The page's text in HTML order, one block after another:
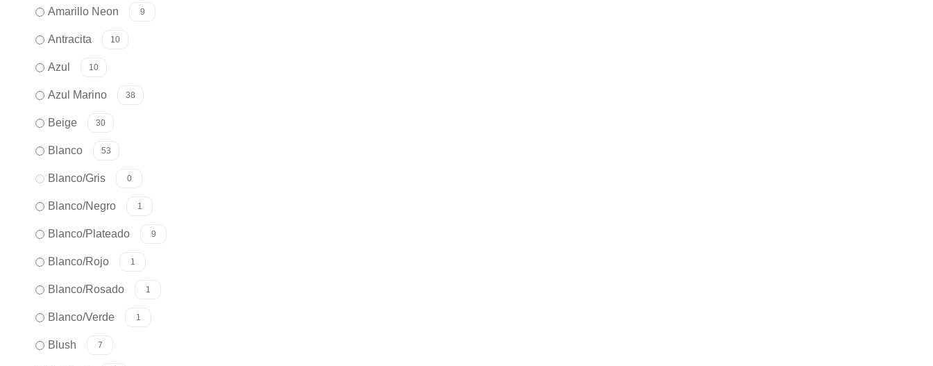
Amarillo Neon 9
Antracita 10
Azul 10
Azul Marino 38
Beige 30
Blanco 53
Blanco/Gris 0
Blanco/Negro 1
Blanco/Plateado 9
Blanco/Rojo 1
Blanco/Rosado 1
Blanco/Verde 1
Blush 7